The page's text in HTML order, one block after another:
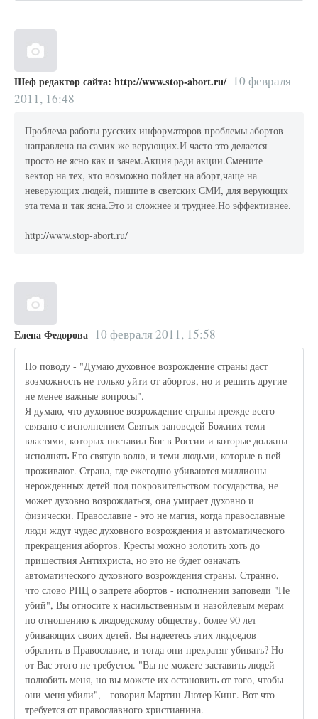
Шеф редактор сайта: http://www.stop-abort.ru/ 10 февраля
2011, 16:48
Проблема работы русских информаторов проблемы абортов
направлена на самих же верующих.И часто это делается
просто не ясно как и зачем.Акция ради акции.Смените
вектор на тех, кто возможно пойдет на аборт,чаще на
неверующих людей, пишите в светских СМИ, для верующих
эта тема и так ясна.Это и сложнее и труднее.Но эффективнее.
http://www.stop-abort.ru/
Елена Федорова 10 февраля 2011, 15:58
По поводу - "Думаю духовное возрождение страны даст
возможность не только уйти от абортов, но и решить другие
не менее важные вопросы".
Я думаю, что духовное возрождение страны прежде всего
связано с исполнением Святых заповедей Божиих теми
властями, которых поставил Бог в России и которые должны
исполнять Его святую волю, и теми людьми, которые в ней
проживают. Страна, где ежегодно убиваются миллионы
нерожденных детей под покровительством государства, не
может духовно возрождаться, она умирает духовно и
физически. Православие - это не магия, когда православные
люди ждут чудес духовного возрождения и автоматического
прекращения абортов. Кресты можно золотить хоть до
пришествия Антихриста, но это не будет означать
автоматического духовного возрождения страны. Странно,
что слово РПЦ о запрете абортов - исполнении заповеди "Не
убий", Вы относите к насильственным и назойлевым мерам
по отношению к людоедскому обществу, более 90 лет
убивающих своих детей. Вы надеетесь этих людоедов
обратить в Православие, и тогда они прекратят убивать? Но
от Вас этого не требуется. "Вы не можете заставить людей
полюбить меня, но вы можете их остановить от того, чтобы
они меня убили", - говорил Мартин Лютер Кинг. Вот что
требуется от православного христианина.